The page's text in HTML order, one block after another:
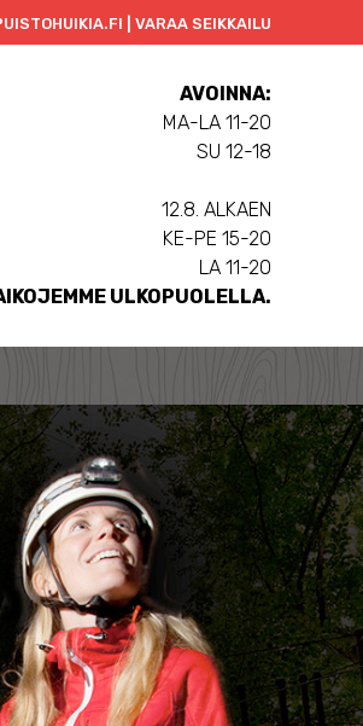
| VARAA SEIKKAILU
AVOINNA:
MA-LA 11-20
SU 12-18
12.8. ALKAEN
KE-PE 15-20
LA 11-20
ULKOPUOLELLA.